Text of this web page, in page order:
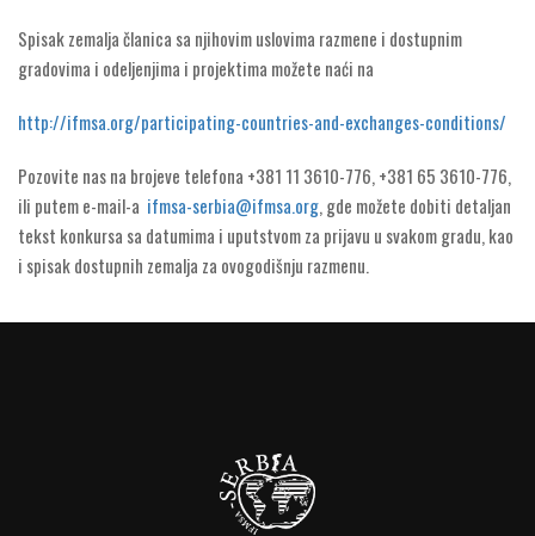
Spisak zemalja članica sa njihovim uslovima razmene i dostupnim
gradovima i odeljenjima i projektima možete naći na
http://ifmsa.org/participating-countries-and-exchanges-conditions/
Pozovite nas na brojeve telefona +381 11 3610-776, +381 65 3610-776,
ili putem e-mail-a ifmsa-serbia@ifmsa.org, gde možete dobiti detaljan
tekst konkursa sa datumima i uputstvom za prijavu u svakom gradu, kao
i spisak dostupnih zemalja za ovogodišnju razmenu.